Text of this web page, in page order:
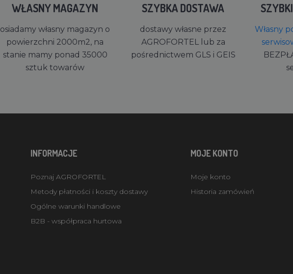
WŁASNY MAGAZYN
osiadamy własny magazyn o
powierzchni 2000m2, na
stanie mamy ponad 35000
sztuk towarów
SZYBKA DOSTAWA
dostawy własne przez
AGROFORTEL lub za
pośrednictwem GLS i GEIS
Własny
INFORMACJE
Poznaj AGROFORTEL
Metody płatności i koszty dostawy
Ogólne warunki handlowe
B2B - współpraca hurtowa
MOJE KONTO
Moje konto
Historia zamówień